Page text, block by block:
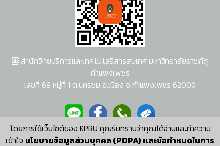
โดยการใช้เว็บไซต์ของ KPRU คุณรับทราบว่าคุณได้อ่านและทำความ
เข้าใจ นโยบายข้อมูลส่วนบุคคล (PDPA) และข้อกำหนดในการ
สำนักวิทยบริการและเทคโนโลยีสารสนเทศ มหาวิทยาลัยราชภัฏ
กำแพงเพชร
เลขที่ 69 หมู่ที่ 1 ต.นครชุม อ.เมือง จ.กำแพงเพชร 62000
ผู้พัฒนาระบบ อนุชา พวงผกา